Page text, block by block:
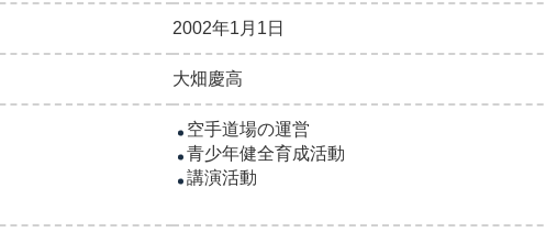
2002年1月1日
大畑慶高
空手道場の運営
青少年健全育成活動
講演活動